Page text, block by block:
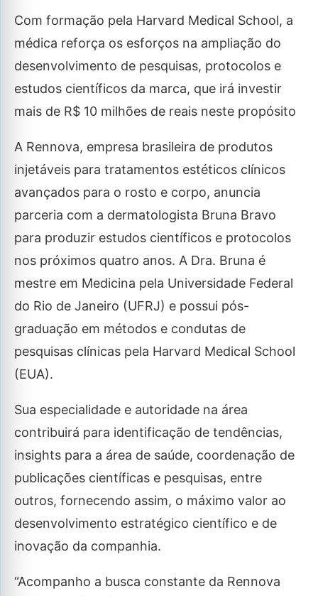
Com formação pela Harvard Medical School, a
médica reforça os esforços na ampliação do
desenvolvimento de pesquisas, protocolos e
estudos científicos da marca, que irá investir
mais de R$ 10 milhões de reais neste propósito
A Rennova, empresa brasileira de produtos
injetáveis para tratamentos estéticos clínicos
avançados para o rosto e corpo, anuncia
parceria com a dermatologista Bruna Bravo
para produzir estudos científicos e protocolos
nos próximos quatro anos. A Dra. Bruna é
mestre em Medicina pela Universidade Federal
do Rio de Janeiro (UFRJ) e possui pós-
graduação em métodos e condutas de
pesquisas clínicas pela Harvard Medical School
(EUA).
Sua especialidade e autoridade na área
contribuirá para identificação de tendências,
insights para a área de saúde, coordenação de
publicações científicas e pesquisas, entre
outros, fornecendo assim, o máximo valor ao
desenvolvimento estratégico científico e de
inovação da companhia.
“Acompanho a busca constante da Rennova